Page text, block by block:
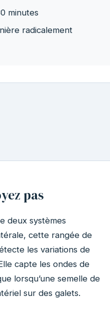
minutes
radicalement
pas
deux systèmes
cette rangée de
les variations de
capte les ondes de
lorsqu’une semelle de
sur des galets.